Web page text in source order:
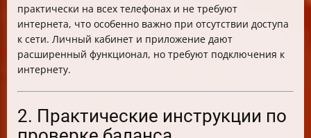
практически на всех телефонах и не требуют
интернета, что особенно важно при отсутствии доступа
к сети. Личный кабинет и приложение дают
расширенный функционал, но требуют подключения к
интернету.
2. Практические инструкции по